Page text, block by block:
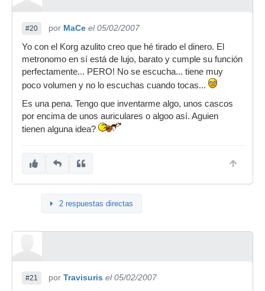
#20 por MaCe el 05/02/2007
Yo con el Korg azulito creo que hé tirado el dinero. El
metronomo en sí está de lujo, barato y cumple su función
perfectamente... PERO! No se escucha... tiene muy
poco volumen y no lo escuchas cuando tocas...
Es una pena. Tengo que inventarme algo, unos cascos
por encima de unos auriculares o algoo así. Aguien
tienen alguna idea?
2 respuestas directas
#21 por Travisuris el 05/02/2007